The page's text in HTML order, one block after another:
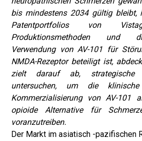
bis mindestens 2034 gültig bleibt,
Patentportfolios von
Produktionsmethoden und
Verwendung von AV-101 für
NMDA-Rezeptor beteiligt ist,
zielt darauf ab, strategische
untersuchen, um die
Kommerzialisierung von AV-101
opioide Alternative für
voranzutreiben.
Der Markt im asiatisch -pazifischen